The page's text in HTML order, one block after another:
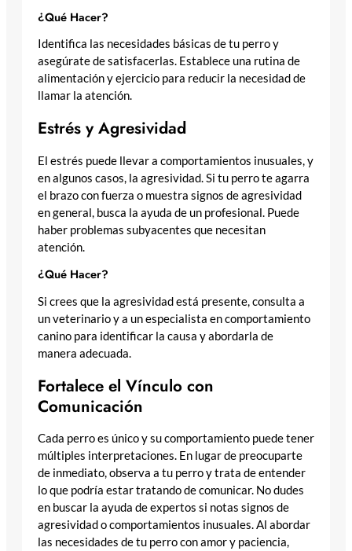
¿Qué Hacer?
Identifica las necesidades básicas de tu perro y
asegúrate de satisfacerlas. Establece una rutina de
alimentación y ejercicio para reducir la necesidad de
llamar la atención.
Estrés y Agresividad
El estrés puede llevar a comportamientos inusuales, y
en algunos casos, la agresividad. Si tu perro te agarra
el brazo con fuerza o muestra signos de agresividad
en general, busca la ayuda de un profesional. Puede
haber problemas subyacentes que necesitan
atención.
¿Qué Hacer?
Si crees que la agresividad está presente, consulta a
un veterinario y a un especialista en comportamiento
canino para identificar la causa y abordarla de
manera adecuada.
Fortalece el Vínculo con
Comunicación
Cada perro es único y su comportamiento puede tener
múltiples interpretaciones. En lugar de preocuparte
de inmediato, observa a tu perro y trata de entender
lo que podría estar tratando de comunicar. No dudes
en buscar la ayuda de expertos si notas signos de
agresividad o comportamientos inusuales. Al abordar
las necesidades de tu perro con amor y paciencia,